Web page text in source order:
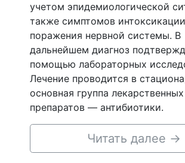
учетом эпидемиологической
также симптомов
поражения нервной системы. В
дальнейшем диагноз
помощью лабораторных
Лечение проводится в
основная группа лекарственных
препаратов — антибиотики.
Читать далее →